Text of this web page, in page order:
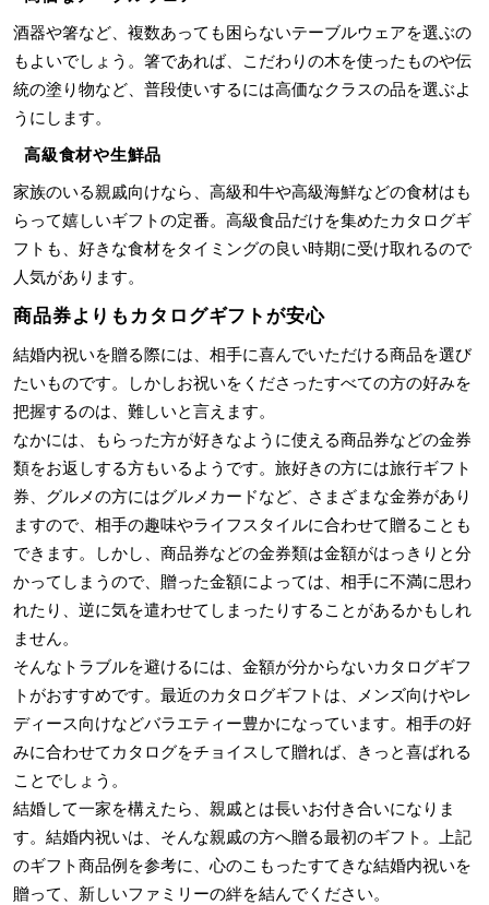
酒器や箸など、複数あっても困らないテーブルウェアを選ぶの
もよいでしょう。箸であれば、こだわりの木を使ったものや伝
統の塗り物など、普段使いするには高価なクラスの品を選ぶよ
うにします。
高級食材や生鮮品
家族のいる親戚向けなら、高級和牛や高級海鮮などの食材はも
らって嬉しいギフトの定番。高級食品だけを集めたカタログギ
フトも、好きな食材をタイミングの良い時期に受け取れるので
人気があります。
商品券よりもカタログギフトが安心
結婚内祝いを贈る際には、相手に喜んでいただける商品を選び
たいものです。しかしお祝いをくださったすべての方の好みを
把握するのは、難しいと言えます。
なかには、もらった方が好きなように使える商品券などの金券
類をお返しする方もいるようです。旅好きの方には旅行ギフト
券、グルメの方にはグルメカードなど、さまざまな金券があり
ますので、相手の趣味やライフスタイルに合わせて贈ることも
できます。しかし、商品券などの金券類は金額がはっきりと分
かってしまうので、贈った金額によっては、相手に不満に思わ
れたり、逆に気を遣わせてしまったりすることがあるかもしれ
ません。
そんなトラブルを避けるには、金額が分からないカタログギフ
トがおすすめです。最近のカタログギフトは、メンズ向けやレ
ディース向けなどバラエティー豊かになっています。相手の好
みに合わせてカタログをチョイスして贈れば、きっと喜ばれる
ことでしょう。
結婚して一家を構えたら、親戚とは長いお付き合いになりま
す。結婚内祝いは、そんな親戚の方へ贈る最初のギフト。上記
のギフト商品例を参考に、心のこもったすてきな結婚内祝いを
贈って、新しいファミリーの絆を結んでください。